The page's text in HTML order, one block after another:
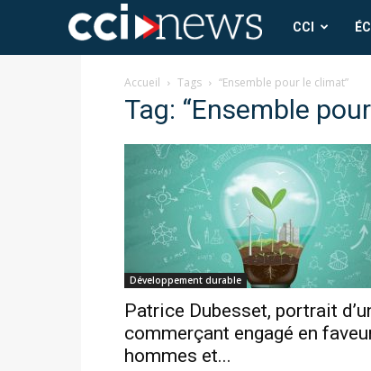
CCI
News
CCI
Accueil Tags “Ensemble pour le climat”
Tag: “Ensemble
Développement durable
Patrice Dubesset, portrait
commerçant engagé en
hommes et...